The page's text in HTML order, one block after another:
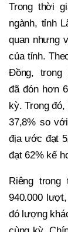
Trong thời
ngành, tỉnh
quan nhưng
của tỉnh.
Đồng, trong
đã đón hơn
kỳ. Trong
37,8% so
địa ước đạt
đạt 62% kế
Riêng
940.000
đó lượng